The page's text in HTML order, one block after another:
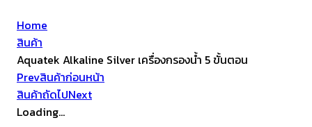
Home
สินค้า
Aquatek Alkaline Silver เครื่องกรองน้ำ 5 ขั้นตอน
Prevสินค้าก่อนหน้า
สินค้าถัดไปNext
Loading...